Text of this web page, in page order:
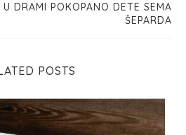
DRAMI POKOPANO DETE SEMA
ŠEPARDA
POSTS